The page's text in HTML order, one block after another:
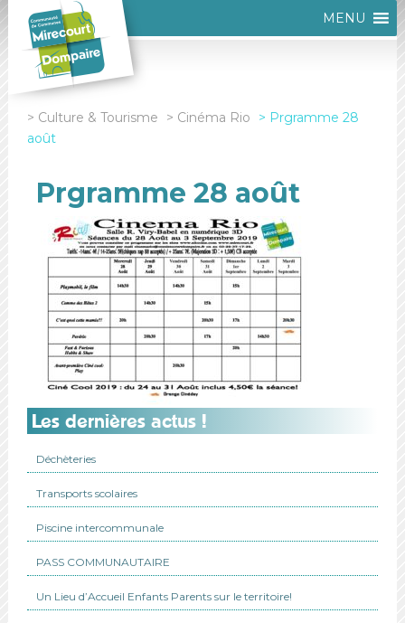
MENU
Culture & Tourisme Cinéma Rio
Prgramme 28
août
Prgramme 28 août
Les dernières actus !
Déchèteries
Transports scolaires
Piscine intercommunale
PASS COMMUNAUTAIRE
Un Lieu d’Accueil Enfants Parents sur le territoire!